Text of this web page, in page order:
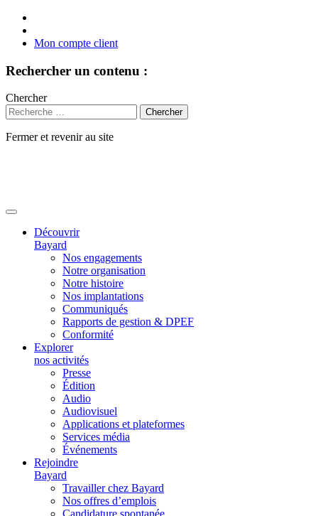
Mon compte client
Rechercher un contenu :
Chercher
Fermer et revenir au site
Découvrir
Bayard
Nos engagements
Notre organisation
Notre histoire
Nos implantations
Communiqués
Rapports de gestion & DPEF
Conformité
Explorer
nos activités
Presse
Édition
Audio
Audiovisuel
Applications et plateformes
Services média
Événements
Rejoindre
Bayard
Travailler chez Bayard
Nos offres d’emplois